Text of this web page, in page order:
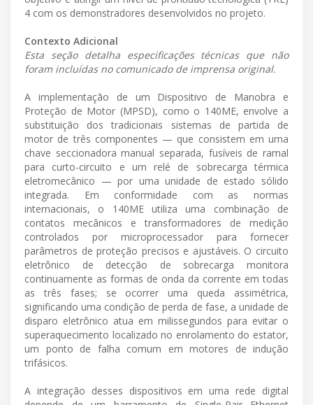
4 com os demonstradores desenvolvidos no projeto.
Contexto Adicional
Esta seção detalha especificações técnicas que não
foram incluídas no comunicado de imprensa original.
A implementação de um Dispositivo de Manobra e
Proteção de Motor (MPSD), como o 140ME, envolve a
substituição dos tradicionais sistemas de partida de
motor de três componentes — que consistem em uma
chave seccionadora manual separada, fusíveis de ramal
para curto-circuito e um relé de sobrecarga térmica
eletromecânico — por uma unidade de estado sólido
integrada. Em conformidade com as normas
internacionais, o 140ME utiliza uma combinação de
contatos mecânicos e transformadores de medição
controlados por microprocessador para fornecer
parâmetros de proteção precisos e ajustáveis. O circuito
eletrônico de detecção de sobrecarga monitora
continuamente as formas de onda da corrente em todas
as três fases; se ocorrer uma queda assimétrica,
significando uma condição de perda de fase, a unidade de
disparo eletrônico atua em milissegundos para evitar o
superaquecimento localizado no enrolamento do estator,
um ponto de falha comum em motores de indução
trifásicos.
A integração desses dispositivos em uma rede digital